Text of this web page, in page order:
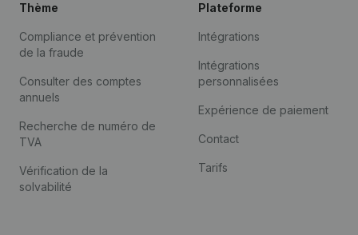
Thème
Compliance et prévention
de la fraude
Consulter des comptes
annuels
Recherche de numéro de
TVA
Vérification de la
solvabilité
Plateforme
Intégrations
Intégrations
personnalisées
Expérience de paiement
Contact
Tarifs